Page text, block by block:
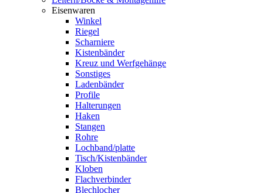
Eisenwaren
Winkel
Riegel
Scharniere
Kistenbänder
Kreuz und Werfgehänge
Sonstiges
Ladenbänder
Profile
Halterungen
Haken
Stangen
Rohre
Lochband/platte
Tisch/Kistenbänder
Kloben
Flachverbinder
Blechlocher